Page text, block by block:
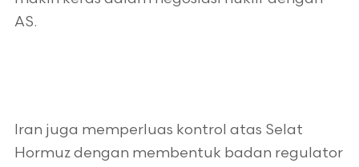
AS.
Iran juga memperluas kontrol atas Selat
Hormuz dengan membentuk badan regulator